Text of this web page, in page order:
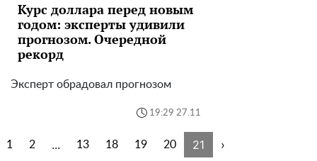
Курс доллара перед новым
годом: эксперты удивили
прогнозом. Очередной
рекорд
Эксперт обрадовал прогнозом
19:29 27.11
1 2 ... 13 18 19 20 21 ›